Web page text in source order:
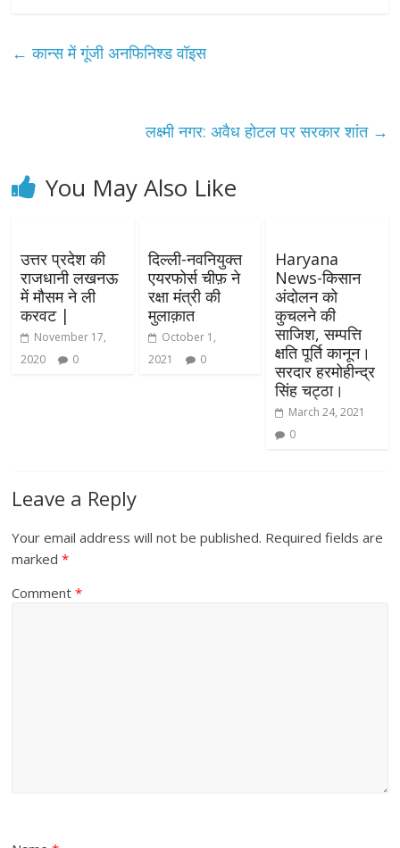
← कान्स में गूंजी अनफिनिश्ड वॉइस
लक्ष्मी नगर: अवैध होटल पर सरकार शांत →
You May Also Like
उत्तर प्रदेश की
राजधानी लखनऊ
में मौसम ने ली
करवट |
November 17,
2020
0
दिल्ली-नवनियुक्त
एयरफोर्स चीफ़ ने
रक्षा मंत्री की
मुलाक़ात
October 1,
2021
0
Haryana
News-किसान
अंदोलन को
कुचलने की
साजिश, सम्पत्ति
क्षति पूर्ति कानून।
सरदार हरमोहीन्द्र
सिंह चट्ठा।
March 24, 2021
0
Leave a Reply
Your email address will not be published. Required fields are
marked*
Comment*